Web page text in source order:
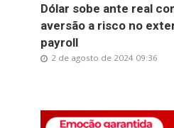
Dólar sobe ante real
aversão a risco no
payroll
2 de agosto de 2024 09:36